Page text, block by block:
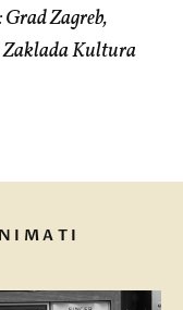
Zagreb,
Zaklada Kultura